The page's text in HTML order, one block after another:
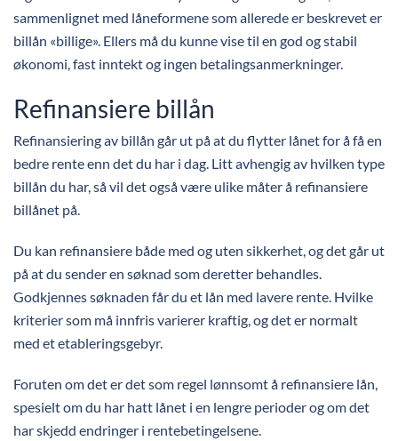
sammenlignet med låneformene som allerede er beskrevet er
billån «billige». Ellers må du kunne vise til en god og stabil
økonomi, fast inntekt og ingen betalingsanmerkninger.
Refinansiere billån
Refinansiering av billån går ut på at du flytter lånet for å få en
bedre rente enn det du har i dag. Litt avhengig av hvilken type
billån du har, så vil det også være ulike måter å refinansiere
billånet på.
Du kan refinansiere både med og uten sikkerhet, og det går ut
på at du sender en søknad som deretter behandles.
Godkjennes søknaden får du et lån med lavere rente. Hvilke
kriterier som må innfris varierer kraftig, og det er normalt
med et etableringsgebyr.
Foruten om det er det som regel lønnsomt å refinansiere lån,
spesielt om du har hatt lånet i en lengre perioder og om det
har skjedd endringer i rentebetingelsene.